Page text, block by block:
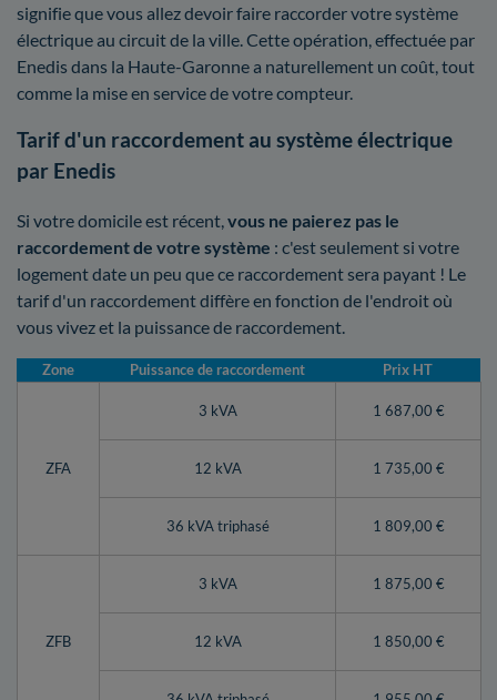
signifie que vous allez devoir faire raccorder votre système
électrique au circuit de la ville. Cette opération, effectuée par
Enedis dans la Haute-Garonne a naturellement un coût, tout
comme la mise en service de votre compteur.
Tarif d'un raccordement au système électrique
par Enedis
Si votre domicile est récent,vous ne paierez pas le
raccordement de votre système : c'est seulement si votre
logement date un peu que ce raccordement sera payant ! Le
tarif d'un raccordement diffère en fonction de l'endroit où
vous vivez et la puissance de raccordement.
Zone Puissance de raccordement Prix HT
ZFA
3 kVA 1 687,00 €
12 kVA 1 735,00 €
36 kVA triphasé 1 809,00 €
ZFB
3 kVA 1 875,00 €
12 kVA 1 850,00 €